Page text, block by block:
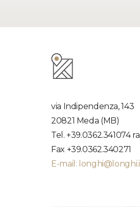
via Indipendenza, 143
20821 Meda (MB)
Tel. +39.0362.341074 ra
Fax +39.0362.340271
E-mail: